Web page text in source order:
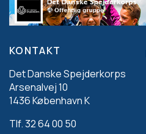
KONTAKT
Det Danske Spejderkorps
Arsenalvej 10
1436 København K
Tlf. 32 64 00 50
Footer